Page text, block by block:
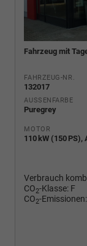
Fahrzeug mit
FAHRZEUG-NR.
132017
AUSSENFARBE
Puregrey
MOTOR
110 kW (150
Verbrauch
CO2-Klasse: F
CO2-Emissionen: